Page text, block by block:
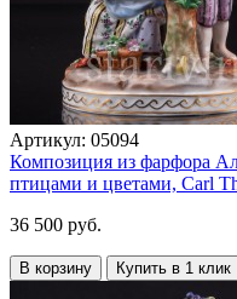
Артикул: 05094
Композиция из фарфора
птицами и цветами, Carl
36 500 руб.
В корзину Купить в 1 клик